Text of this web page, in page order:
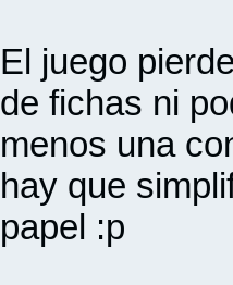
El juego
de fichas ni
menos una
hay que
papel :p